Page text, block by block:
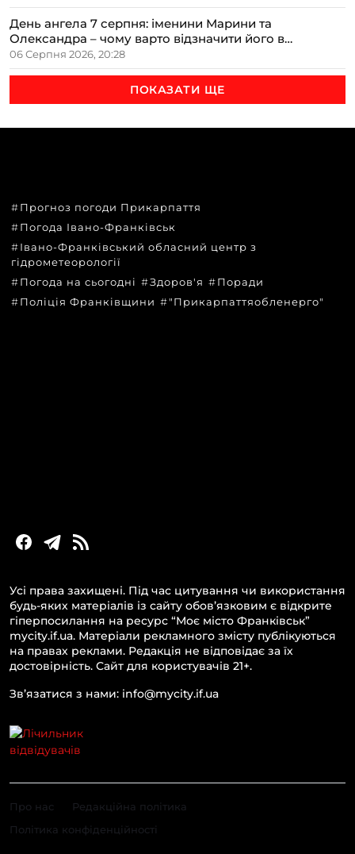
День ангела 7 серпня: іменини Марини та
Олександра – чому варто відзначити його в
сімейному колі
06 Серпня 2026, 20:28
ПОКАЗАТИ ЩЕ
Прогноз погоди Прикарпаття
Погода Івано-Франківськ
Івано-Франківський обласний центр з
гідрометеорології
Погода на сьогодні
Здоров'я
Поради
Поліція Франківщини
"Прикарпаттяобленерго"
Усі права захищені. Під час цитування чи використання
будь-яких матеріалів із сайту обов’язковим є відкрите
гіперпосилання на ресурс “Моє місто Франківськ”
mycity.if.ua. Матеріали рекламного змісту публікуються
на правах реклами. Редакція не відповідає за їх
достовірність. Сайт для користувачів 21+.
Зв’язатися з нами: info@mycity.if.ua
Про нас
Редакційна політика
Політика конфіденційності